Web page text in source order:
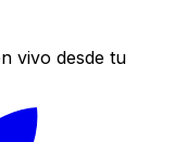
vivo desde tu